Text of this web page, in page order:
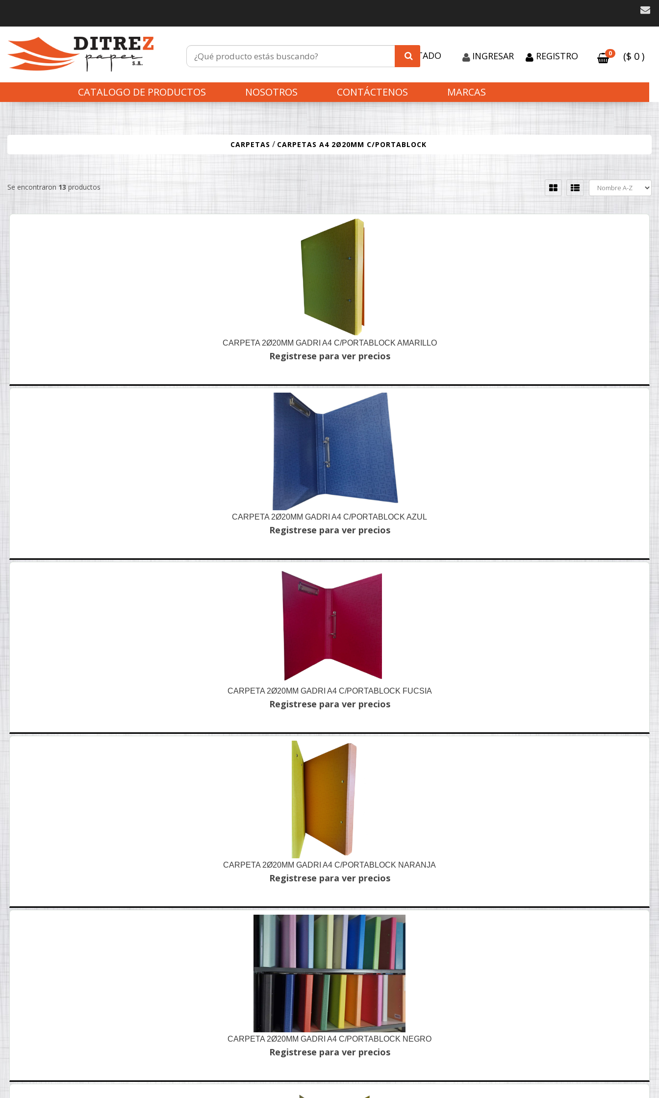
INVITADO INGRESAR REGISTRO 0 ($ 0)
CATALOGO DE PRODUCTOS NOSOTROS CONTÁCTENOS MARCAS
CARPETAS / CARPETAS A4 2Ø20MM C/PORTABLOCK
Se encontraron 13 productos
CARPETA 2Ø20MM GADRI A4 C/PORTABLOCK AMARILLO
Registrese para ver precios
CARPETA 2Ø20MM GADRI A4 C/PORTABLOCK AZUL
Registrese para ver precios
CARPETA 2Ø20MM GADRI A4 C/PORTABLOCK FUCSIA
Registrese para ver precios
CARPETA 2Ø20MM GADRI A4 C/PORTABLOCK NARANJA
Registrese para ver precios
CARPETA 2Ø20MM GADRI A4 C/PORTABLOCK NEGRO
Registrese para ver precios